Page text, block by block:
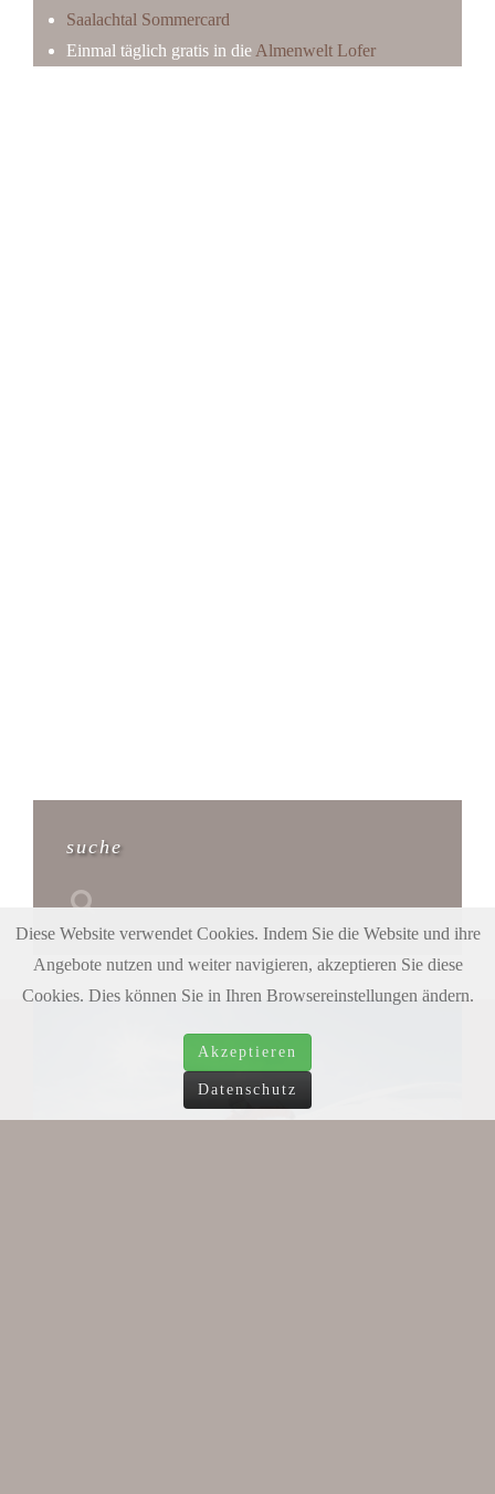
Saalachtal Sommercard
Einmal täglich gratis in dieAlmenwelt Lofer
suche
Diese Website verwendet Cookies. Indem Sie die Website und ihre
Angebote nutzen und weiter navigieren, akzeptieren Sie diese
Cookies. Dies können Sie in Ihren Browsereinstellungen ändern.
Akzeptieren
Datenschutz